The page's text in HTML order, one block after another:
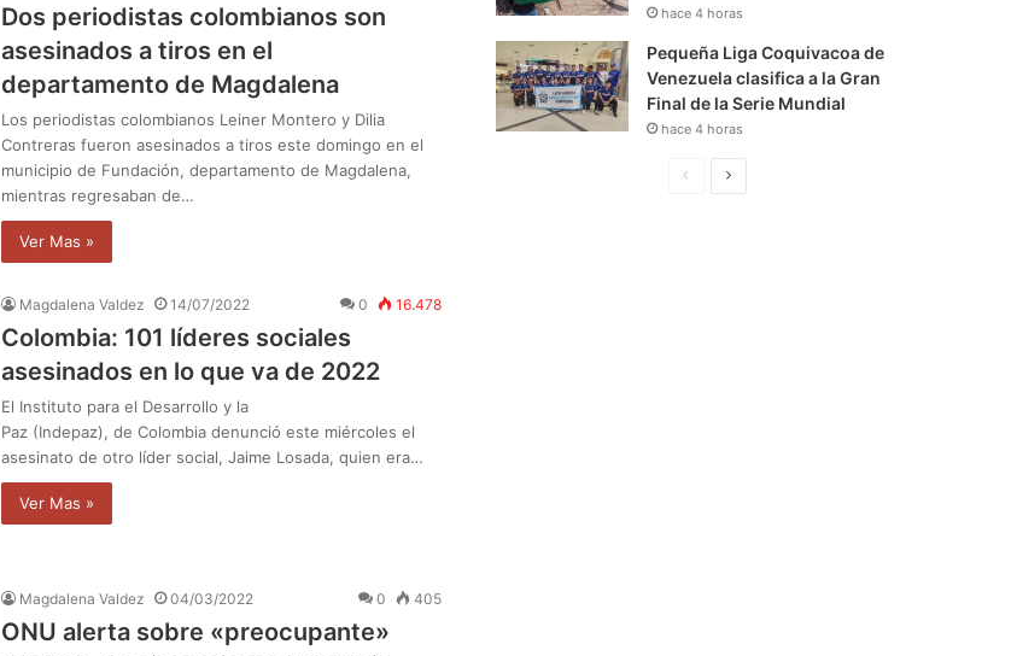
Dos periodistas colombianos son
asesinados a tiros en el
departamento de Magdalena
Los periodistas colombianos Leiner Montero y Dilia
Contreras fueron asesinados a tiros este domingo en el
municipio de Fundación, departamento de Magdalena,
mientras regresaban de…
Ver Mas »
Magdalena Valdez 14/07/2022 0 16.478
Colombia: 101 líderes sociales
asesinados en lo que va de 2022
El Instituto para el Desarrollo y la
Paz (Indepaz), de Colombia denunció este miércoles el
asesinato de otro líder social, Jaime Losada, quien era…
Ver Mas »
Magdalena Valdez 04/03/2022 0 405
ONU alerta sobre «preocupante»
hace 4 horas
Pequeña Liga Coquivacoa de
Venezuela clasifica a la Gran
Final de la Serie Mundial
hace 4 horas
S